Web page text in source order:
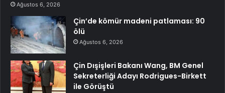
Ağustos 6, 2026
Çin’de kömür madeni patlaması: 90
ölü
Ağustos 6, 2026
Çin Dışişleri Bakanı Wang, BM Genel
Sekreterliği Adayı Rodrigues-Birkett
ile Görüştü